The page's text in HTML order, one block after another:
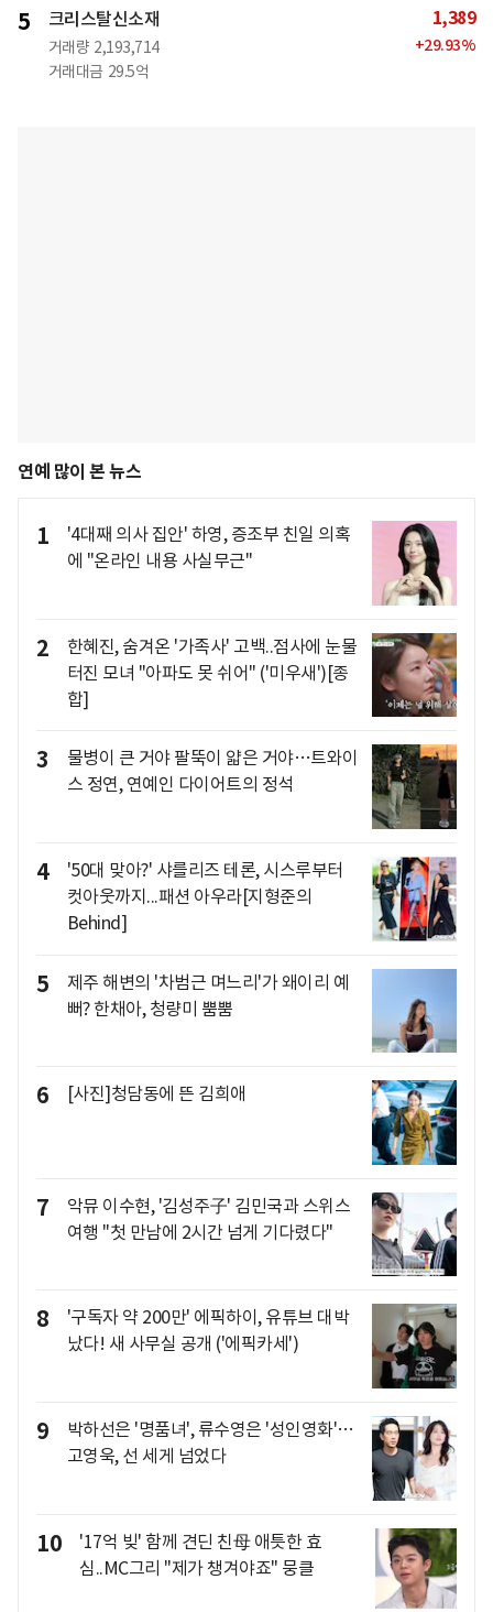
5 크리스탈신소재
거래량 2,193,714
거래대금 29.5억
1,389
+29.93%
연예 많이 본 뉴스
1
'4대째 의사 집안' 하영, 증조부 친일 의혹
에 "온라인 내용 사실무근"
2
한혜진, 숨겨온 '가족사' 고백..점사에 눈물
터진 모녀 "아파도 못 쉬어" ('미우새')[종
합]
3
물병이 큰 거야 팔뚝이 얇은 거야…트와이
스 정연, 연예인 다이어트의 정석
4
'50대 맞아?' 샤를리즈 테론, 시스루부터
컷아웃까지...패션 아우라[지형준의
Behind]
5
제주 해변의 '차범근 며느리'가 왜이리 예
뻐? 한채아, 청량미 뿜뿜
6 [사진]청담동에 뜬 김희애
7
악뮤 이수현, '김성주子' 김민국과 스위스
여행 "첫 만남에 2시간 넘게 기다렸다"
8
'구독자 약 200만' 에픽하이, 유튜브 대박
났다! 새 사무실 공개 ('에픽카세')
9
박하선은 '명품녀', 류수영은 '성인영화'…
고영욱, 선 세게 넘었다
10
'17억 빚' 함께 견딘 친母 애틋한 효
심..MC그리 "제가 챙겨야죠" 뭉클